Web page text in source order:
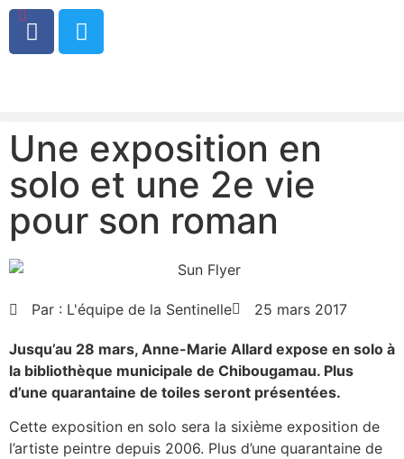
0
Une exposition en
solo et une 2e vie
pour son roman
Par : L'équipe de la Sentinelle 25 mars 2017
Jusqu’au 28 mars, Anne-Marie Allard expose en solo à
la bibliothèque municipale de Chibougamau. Plus
d’une quarantaine de toiles seront présentées.
Cette exposition en solo sera la sixième exposition de
l’artiste peintre depuis 2006. Plus d’une quarantaine de